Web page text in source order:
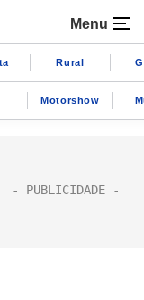
Menu
Rural
Motorshow